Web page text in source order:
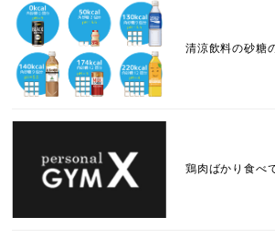
清涼飲料の砂糖
鶏肉ばかり食べ